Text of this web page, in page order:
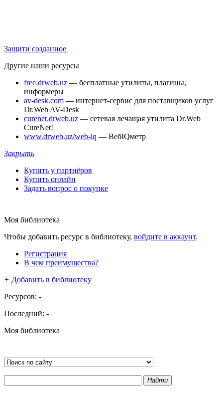
Защити созданное
Другие наши ресурсы
free.drweb.uz — бесплатные утилиты, плагины,
информеры
av-desk.com — интернет-сервис для поставщиков услуг
Dr.Web AV-Desk
curenet.drweb.uz — сетевая лечащая утилита Dr.Web
CureNet!
www.drweb.uz/web-iq — ВебIQметр
Закрыть
Купить у партнёров
Купить онлайн
Задать вопрос о покупке
Моя библиотека
Чтобы добавить ресурс в библиотеку, войдите в аккаунт.
Регистрация
В чем преимущества?
+ Добавить в библиотеку
Ресурсов: -
Последний: -
Моя библиотека
Найти